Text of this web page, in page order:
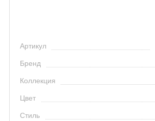
Артикул
Бренд
Коллекция
Цвет
Стиль